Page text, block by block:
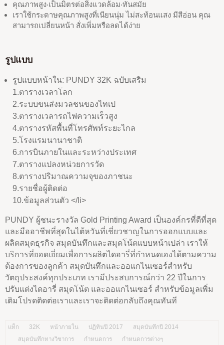
คุณภาพสูง‧เป็นมิตรต่อสิ่งแวดล้อม‧ทันสมัย
เราใช้กระดาษคุณภาพสูงที่เนียนนุ่ม ไม่สะท้อนแสง มีสีอ่อน คุณ
สามารถเปลี่ยนหน้า สั่งเพิ่มหรือลดได้ง่าย
รูปแบบ
รูปแบบหน้าใน: PUNDY 32K ฉบับเสริม
1.ตารางเวลาโลก
2.ระบบขนส่งมวลชนของไทเป
3.ตารางเวลารถไฟความเร็วสูง
4.ตารางรหัสพื้นที่โทรศัพท์ระยะไกล
5.โรงแรมนานาชาติ
6.การบินภายในและระหว่างประเทศ
7.ตารางแปลงหน่วยการวัด
8.ตารางปริมาณความจุของภาชนะ
9.รายชื่อผู้ติดต่อ
10.ข้อมูลส่วนตัว </li>
PUNDY ผู้ชนะรางวัล Gold Printing Award เป็นองค์กรที่ดีที่สุด
และมืออาชีพที่สุดในไต้หวันที่เชี่ยวชาญในการออกแบบและ
ผลิตสมุดธุรกิจ สมุดบันทึกและสมุดโน้ตแบบหน้าเปล่า เราให้
บริการที่ยอดเยี่ยมเพื่อการผลิตไดอารี่ที่กำหนดเองได้ตามความ
ต้องการของลูกค้า สมุดบันทึกและออแกไนเซอร์สำหรับ
วัตถุประสงค์ทุกประเภท เรามีประสบการณ์กว่า 22 ปีในการ
ปรับแต่งไดอารี่ สมุดโน้ต และออแกไนเซอร์ สำหรับข้อมูลเพิ่ม
เติมโปรดติดต่อเราและเราจะติดต่อกลับถึงคุณทันที
แท็ก 32K หน้าภายใน ปฏิทินปี 2017
สมุดบันทึกปี 2014
สมุดบันทึกทางวิชาการ
กำหนดการ กำหนดการต่างๆ